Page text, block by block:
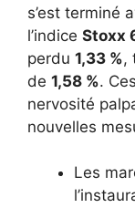
s’est terminé
l’indice Stoxx
perdu 1,33 %,
de 1,58 %.
nervosité
nouvelles
Les